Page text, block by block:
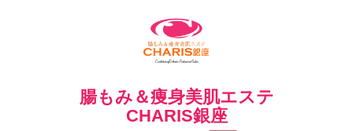
腸もみ＆痩身美肌エステ
CHARIS銀座